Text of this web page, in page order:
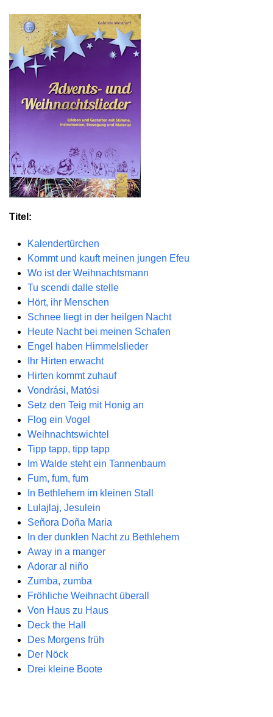
Titel:
Kalendertürchen
Kommt und kauft meinen jungen Efeu
Wo ist der Weihnachtsmann
Tu scendi dalle stelle
Hört, ihr Menschen
Schnee liegt in der heilgen Nacht
Heute Nacht bei meinen Schafen
Engel haben Himmelslieder
Ihr Hirten erwacht
Hirten kommt zuhauf
Vondrási, Matósi
Setz den Teig mit Honig an
Flog ein Vogel
Weihnachtswichtel
Tipp tapp, tipp tapp
Im Walde steht ein Tannenbaum
Fum, fum, fum
In Bethlehem im kleinen Stall
Lulajlaj, Jesulein
Señora Doña Maria
In der dunklen Nacht zu Bethlehem
Away in a manger
Adorar al niño
Zumba, zumba
Fröhliche Weihnacht überall
Von Haus zu Haus
Deck the Hall
Des Morgens früh
Der Nöck
Drei kleine Boote